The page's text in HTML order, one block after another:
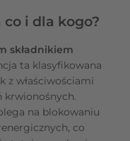
co i dla kogo?
składnikiem
ta klasyfikowana
z właściwościami
krwionośnych.
na blokowaniu
co